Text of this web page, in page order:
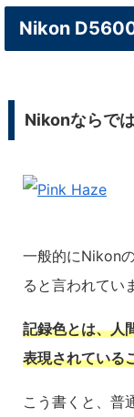
Nikon
Nikonならで
一般的にNikon
ると言われてい
記録色とは、人
表現されている
こう書くと、普